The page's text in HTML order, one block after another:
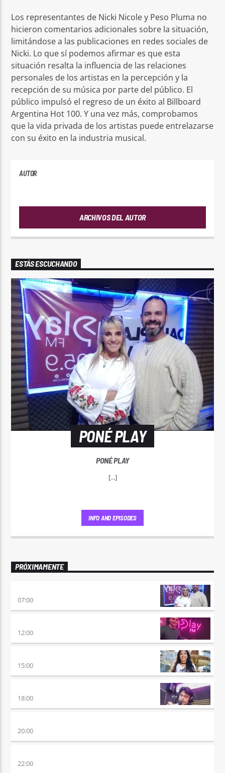
Los representantes de Nicki Nicole y Peso Pluma no
hicieron comentarios adicionales sobre la situación,
limitándose a las publicaciones en redes sociales de
Nicki. Lo que sí podemos afirmar es que esta
situación resalta la influencia de las relaciones
personales de los artistas en la percepción y la
recepción de su música por parte del público. El
público impulsó el regreso de un éxito al Billboard
Argentina Hot 100. Y una vez más, comprobamos
que la vida privada de los artistas puede entrelazarse
con su éxito en la industria musical.
AUTOR
ARCHIVOS DEL AUTOR
ESTÁS ESCUCHANDO
PONÉ PLAY
PONÉ PLAY
[...]
INFO AND EPISODES
PRÓXIMAMENTE
07:00
12:00
15:00
18:00
20:00
22:00